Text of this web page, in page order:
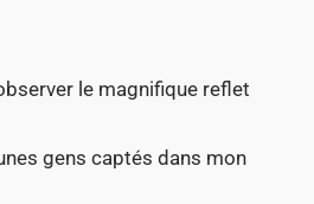
le magnifique reflet
gens captés dans mon